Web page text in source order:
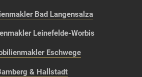
Bad Langensalza
Leinefelde-Worbis
Eschwege
& Hallstadt